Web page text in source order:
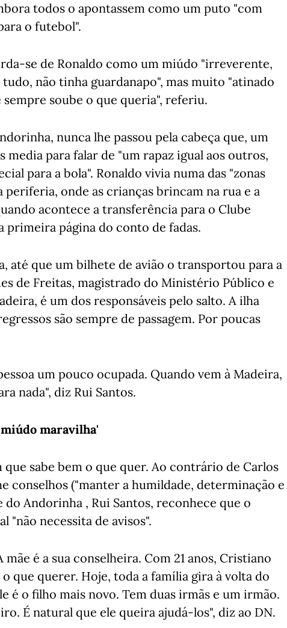
todos o apontassem como um puto "com
o futebol".
se de Ronaldo como um miúdo "irreverente,
não tinha guardanapo", mas muito "atinado
soube o que queria", referiu.
nunca lhe passou pela cabeça que, um
para falar de "um rapaz igual aos outros,
para a bola". Ronaldo vivia numa das "zonas
periferia, onde as crianças brincam na rua e a
acontece a transferência para o Clube
primeira página do conto de fadas.
até que um bilhete de avião o transportou para a
de Freitas, magistrado do Ministério Público e
é um dos responsáveis pelo salto. A ilha
são sempre de passagem. Por poucas
um pouco ocupada. Quando vem à Madeira,
nada", diz Rui Santos.
maravilha'
sabe bem o que quer. Ao contrário de Carlos
conselhos ("manter a humildade, determinação e
Andorinha , Rui Santos, reconhece que o
"não necessita de avisos".
é a sua conselheira. Com 21 anos, Cristiano
que querer. Hoje, toda a família gira à volta do
é o filho mais novo. Tem duas irmãs e um irmão.
É natural que ele queira ajudá-los", diz ao DN.